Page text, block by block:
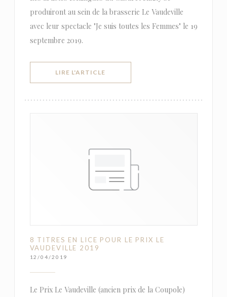
produiront au sein de la brasserie Le Vaudeville
avec leur spectacle "Je suis toutes les Femmes" le 19
septembre 2019.
LIRE L'ARTICLE
8 TITRES EN LICE POUR LE PRIX LE
VAUDEVILLE 2019
12/04/2019
Le Prix Le Vaudeville (ancien prix de la Coupole)